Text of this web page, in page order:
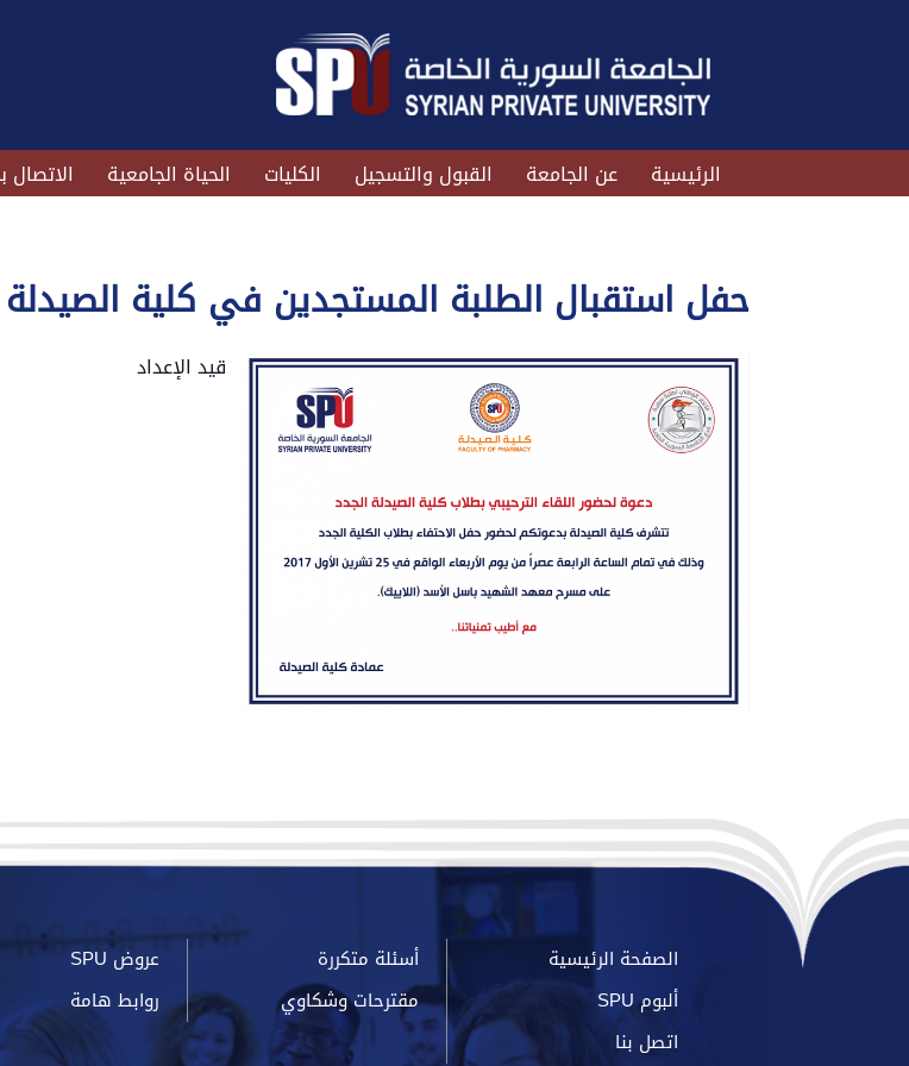
الرئيسية عن الجامعة القبول والتسجيل الكليات الحياة الجامعية الاتصال
حفل استقبال الطلبة المستجدين في كلية الصيدلة
قيد الإعداد
الصفحة الرئيسية أسئلة متكررة
عروض SPU
ألبوم SPU
مقترحات وشكاوي
روابط هامة
اتصل بنا